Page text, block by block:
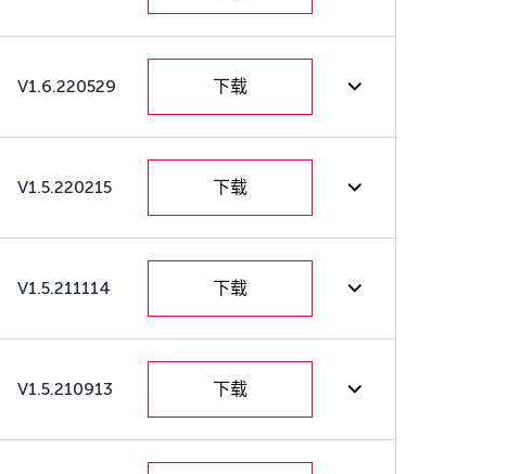
V1.6.220529 下载
V1.5.220215 下载
V1.5.211114 下载
V1.5.210913 下载